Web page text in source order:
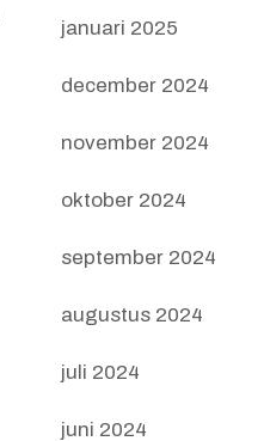
januari 2025
december 2024
november 2024
oktober 2024
september 2024
augustus 2024
juli 2024
juni 2024